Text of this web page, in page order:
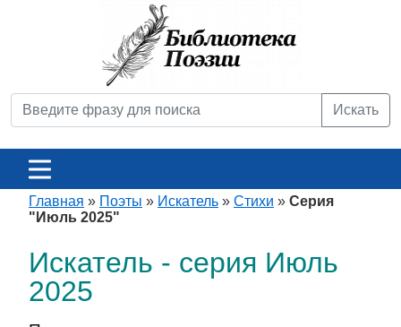
Искать
Главная » Поэты » Искатель » Стихи » Серия
"Июль 2025"
Искатель - серия Июль
2025